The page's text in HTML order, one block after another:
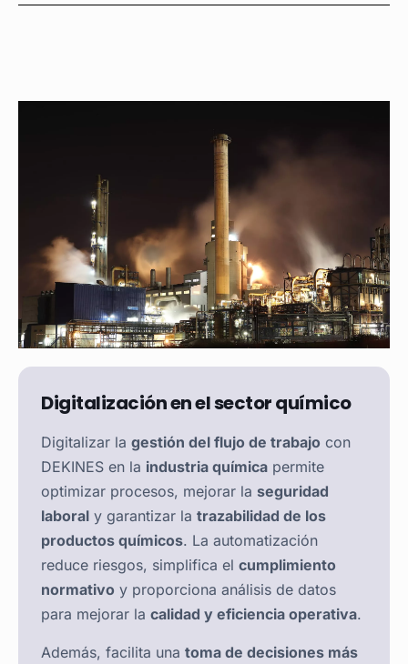
Digitalización en el sector químico
Digitalizar la gestión del flujo de trabajo con
DEKINES en la industria química permite
optimizar procesos, mejorar la seguridad
laboral y garantizar la trazabilidad de los
productos químicos. La automatización
reduce riesgos, simplifica el cumplimiento
normativo y proporciona análisis de datos
para mejorar la calidad y eficiencia operativa.
Además, facilita una toma de decisiones más